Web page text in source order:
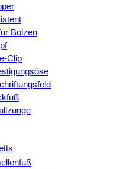
Bolzen
Clip